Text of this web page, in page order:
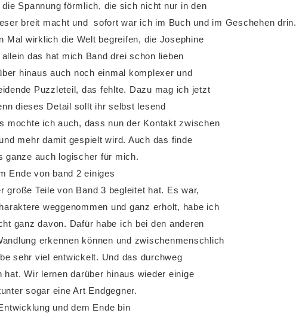
Spannung förmlich, die sich nicht nur in den
breit macht und sofort war ich im Buch und im Geschehen drin.
Mal wirklich die Welt begreifen, die Josephine
das hat mich Band drei schon lieben
hinaus auch noch einmal komplexer und
Puzzleteil, das fehlte. Dazu mag ich jetzt
dieses Detail sollt ihr selbst lesend
mochte ich auch, dass nun der Kontakt zwischen
mehr damit gespielt wird. Auch das finde
ganze auch logischer für mich.
Ende von band 2 einiges
große Teile von Band 3 begleitet hat. Es war,
weggenommen und ganz erholt, habe ich
ganz davon. Dafür habe ich bei den anderen
erkennen können und zwischenmenschlich
sehr viel entwickelt. Und das durchweg
Wir lernen darüber hinaus wieder einige
sogar eine Art Endgegner.
und dem Ende bin